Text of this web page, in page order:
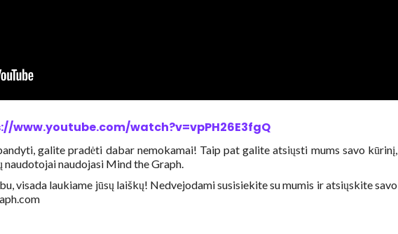
www.youtube.com/watch?v=vpPH26E3fgQ
galite pradėti dabar nemokamai! Taip pat galite atsiųsti mums savo kūrinį,
naudojasi Mind the Graph.
visada laukiame jūsų laiškų! Nedvejodami susisiekite su mumis ir atsiųskite savo